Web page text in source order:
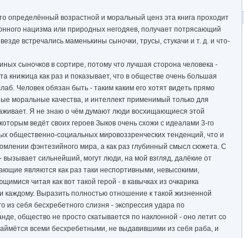
определённый возрастной и моральный ценз эта книга проходит
нацизма или природных негодяев, получает потрясающий
встречались маменькины сыночки, трусы, стукачи и т. д. и что-
сыночков в сортире, потому что лучшая сторона человека -
книжица как раз и показывает, что в обществе очень большая
Человек обязан быть - таким каким его хотят видеть прямо
моральные качества, и интеллект применимый только для
Я не знаю о чём думают люди восхищающиеся этой
ведёт своих героев Зыков очень схожи с идеалами 3-го
общественно-социальных мировоззренческих тенденций, что и
фэнтезийного мира, а как раз глубинный смысл сюжета. С
сильнейший, могут люди, на мой взгляд, далёкие от
являются как раз таки неспортивными, невысокими,
читая как вот такой герой - в кавычках из очкарика
каждому. Выразить полностью отношение к такой жизненной
из себя бесхребетного слизня - экспрессия удара по
общество не просто скатывается по наклонной - оно летит со
всеми бесхребетными, не выдавившими из себя раба, и